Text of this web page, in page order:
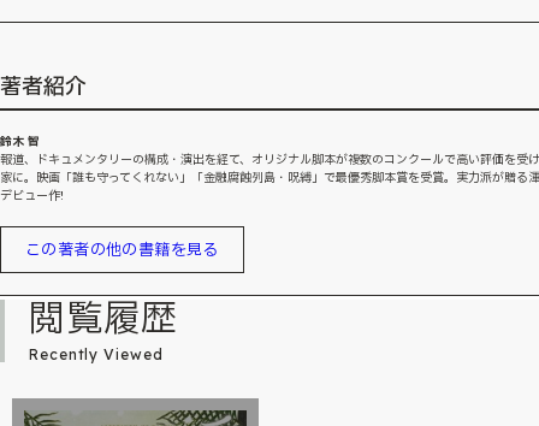
著者紹介
鈴木 智
報道、ドキュメンタリーの構成・演出を経て、オリジナル脚本が複数のコンクールで高い評価を受
家に。映画「誰も守ってくれない」「金融腐蝕列島・呪縛」で最優秀脚本賞を受賞。実力派が贈る
デビュー作!
この著者の他の書籍を見る
閲覧履歴
Recently Viewed